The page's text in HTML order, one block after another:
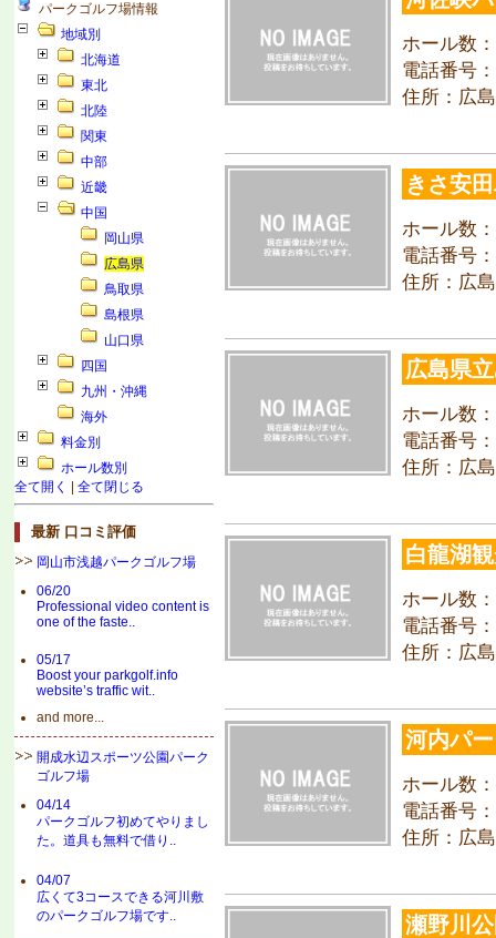
パークゴルフ場情報
地域別
北海道
東北
北陸
関東
中部
近畿
中国
岡山県
広島県
鳥取県
島根県
山口県
四国
九州・沖縄
海外
料金別
ホール数別
全て開く
全て閉じる
最新 口コミ評価
岡山市浅越パークゴルフ場
06/20
Professional video content is
one of the faste..
05/17
Boost your parkgolf.info
website’s traffic wit..
and more...
開成水辺スポーツ公園パーク
ゴルフ場
04/14
パークゴルフ初めてやりまし
た。道具も無料で借り..
04/07
広くて3コースできる河川敷
のパークゴルフ場です..
ホール数
電話番号
住所：広
きさ安
ホール数
電話番号
住所：広
広島県
ホール数
電話番号
住所：広
白龍湖
ホール数
電話番号
住所：広
河内パ
ホール数
電話番号
住所：広
瀬野川